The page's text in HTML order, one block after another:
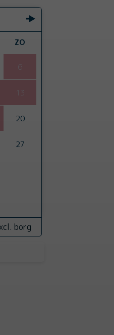
ZO
6
13
20
27
borg